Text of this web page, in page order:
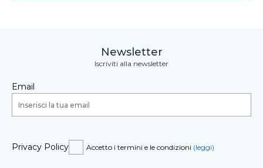
Newsletter
Iscriviti alla newsletter
Email
Privacy Policy Accetto i termini e le condizioni (leggi)